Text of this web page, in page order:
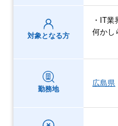
対象となる方
・IT
何かし
勤務地
広島県